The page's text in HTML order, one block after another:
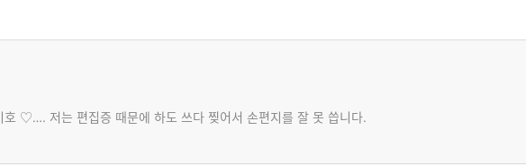
호 ♡…. 저는 편집증 때문에 하도 쓰다 찢어서 손편지를 잘 못 씁니다.